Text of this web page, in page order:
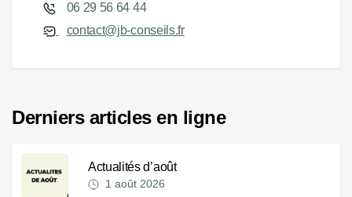
06 29 56 64 44
contact@jb-conseils.fr
Derniers articles en ligne
Actualités d’août
1 août 2026